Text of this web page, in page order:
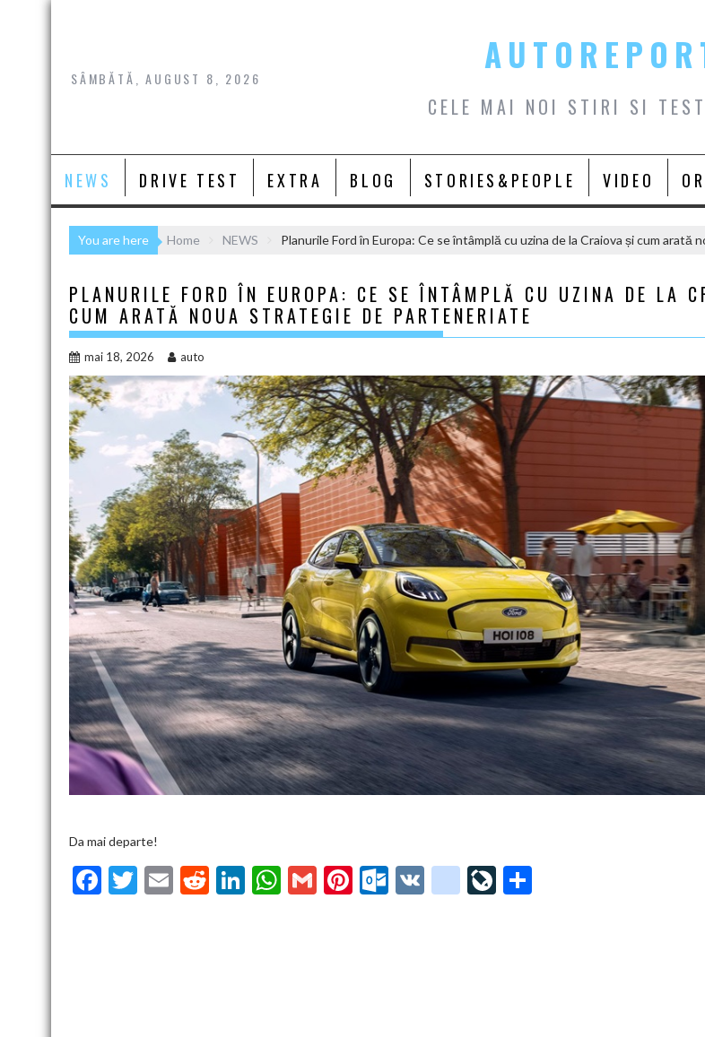
Skip
SÂMBĂTĂ, AUGUST 8, 2026
CELE MAI NOI STIRI SI
NEWS DRIVE TEST EXTRA BLOG STORIES&PEOPLE VIDEO
You are here Home NEWS Planurile Ford în Europa: Ce se întâmplă cu uzina de la Craiova și cum
PLANURILE FORD ÎN EUROPA: CE SE ÎNTÂMPLĂ CU UZINA DE LA
CUM ARATĂ NOUA STRATEGIE DE PARTENERIATE
mai 18, 2026 auto
Da mai departe!
F
T
E
R
Li W G
Pi O
g
Li